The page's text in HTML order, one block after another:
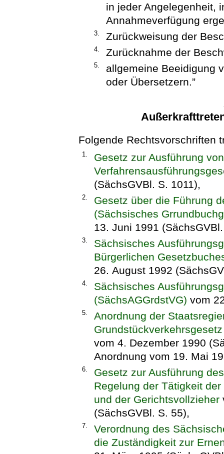
in jeder Angelegenheit,
Annahmeverfügung
3. Zurückweisung der
4. Zurücknahme der
5.
allgemeine Beeidigung
oder Übersetzern.”
Folgende Rechtsvorschriften
1.
Gesetz zur Ausführung
(SächsGVBl. S. 1011),
2.
Gesetz über die Führung
(Sächsisches
13. Juni 1991
3.
Sächsisches
Bürgerlichen
26. August 1992
4.
Sächsisches
(SächsAGGrdstVG) vom
5.
Anordnung der
vom 4. Dezember 1990
Anordnung vom 19. Mai
6.
Gesetz zur Ausführung
Regelung der Tätigkeit
und der Gerichtsvollzieher
(SächsGVBl. S. 55),
7.
Verordnung des
die Zuständigkeit zur